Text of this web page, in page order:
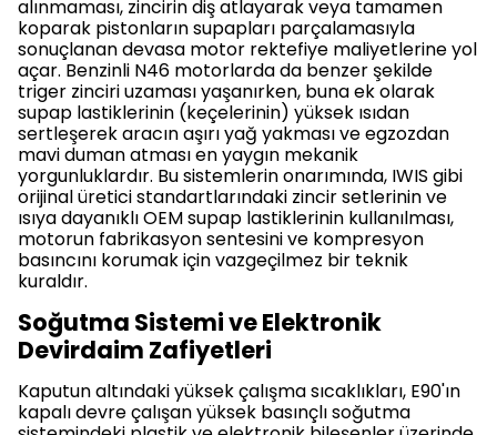
alınmaması, zincirin diş atlayarak veya tamamen
koparak pistonların supapları parçalamasıyla
sonuçlanan devasa motor rektefiye maliyetlerine yol
açar. Benzinli N46 motorlarda da benzer şekilde
triger zinciri uzaması yaşanırken, buna ek olarak
supap lastiklerinin (keçelerinin) yüksek ısıdan
sertleşerek aracın aşırı yağ yakması ve egzozdan
mavi duman atması en yaygın mekanik
yorgunluklardır. Bu sistemlerin onarımında, IWIS gibi
orijinal üretici standartlarındaki zincir setlerinin ve
ısıya dayanıklı OEM supap lastiklerinin kullanılması,
motorun fabrikasyon sentesini ve kompresyon
basıncını korumak için vazgeçilmez bir teknik
kuraldır.
Soğutma Sistemi ve Elektronik
Devirdaim Zafiyetleri
Kaputun altındaki yüksek çalışma sıcaklıkları, E90'ın
kapalı devre çalışan yüksek basınçlı soğutma